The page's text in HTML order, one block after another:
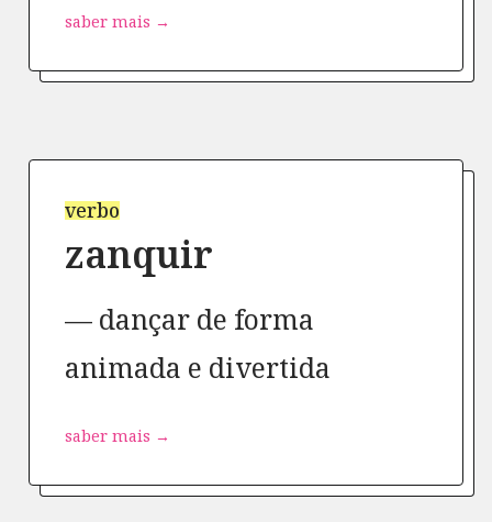
saber mais →
verbo
zanquir
dançar de forma
animada e divertida
saber mais →